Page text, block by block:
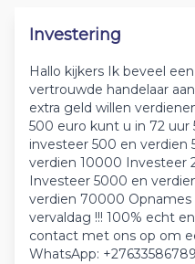
Investering
Hallo kijkers Ik beveel
vertrouwde handelaar
extra geld willen
500 euro kunt u in 72
investeer 500 en verdien
verdien 10000 Investeer
Investeer 5000 en
verdien 70000
vervaldag !!! 100% echt
contact met ons op om
WhatsApp: +27633586789